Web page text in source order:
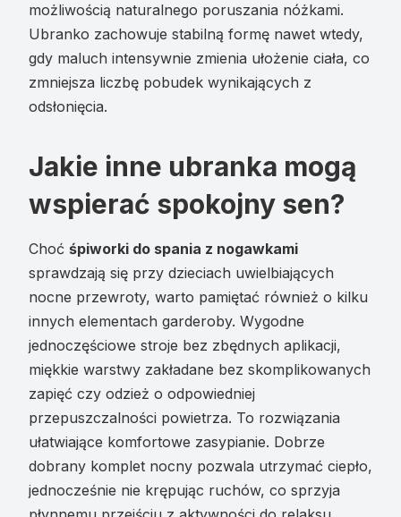
możliwością naturalnego poruszania nóżkami.
Ubranko zachowuje stabilną formę nawet wtedy,
gdy maluch intensywnie zmienia ułożenie ciała, co
zmniejsza liczbę pobudek wynikających z
odsłonięcia.
Jakie inne ubranka mogą
wspierać spokojny sen?
Choć śpiworki do spania z nogawkami
sprawdzają się przy dzieciach uwielbiających
nocne przewroty, warto pamiętać również o kilku
innych elementach garderoby. Wygodne
jednoczęściowe stroje bez zbędnych aplikacji,
miękkie warstwy zakładane bez skomplikowanych
zapięć czy odzież o odpowiedniej
przepuszczalności powietrza. To rozwiązania
ułatwiające komfortowe zasypianie. Dobrze
dobrany komplet nocny pozwala utrzymać ciepło,
jednocześnie nie krępując ruchów, co sprzyja